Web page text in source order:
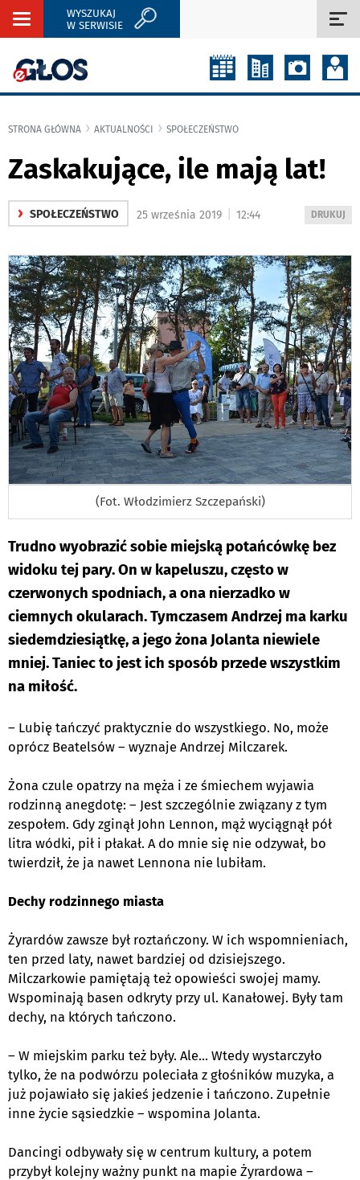
Rozwiń
WYSZUKAJ
W SERWISIE
STRONA GŁÓWNA AKTUALNOŚCI SPOŁECZEŃSTWO
Zaskakujące, ile mają lat!
› SPOŁECZEŃSTWO
WYDRUKUJ
DRUKUJ
25 września 2019 12:44
(Fot. Włodzimierz Szczepański)
Trudno wyobrazić sobie miejską potańcówkę bez
widoku tej pary. On w kapeluszu, często w
czerwonych spodniach, a ona nierzadko w
ciemnych okularach. Tymczasem Andrzej ma karku
siedemdziesiątkę, a jego żona Jolanta niewiele
mniej. Taniec to jest ich sposób przede wszystkim
na miłość.
– Lubię tańczyć praktycznie do wszystkiego. No, może
oprócz Beatelsów – wyznaje Andrzej Milczarek.
Żona czule opatrzy na męża i ze śmiechem wyjawia
rodzinną anegdotę: – Jest szczególnie związany z tym
zespołem. Gdy zginął John Lennon, mąż wyciągnął pół
litra wódki, pił i płakał. A do mnie się nie odzywał, bo
twierdził, że ja nawet Lennona nie lubiłam.
Dechy rodzinnego miasta
Żyrardów zawsze był roztańczony. W ich wspomnieniach,
ten przed laty, nawet bardziej od dzisiejszego.
Milczarkowie pamiętają też opowieści swojej mamy.
Wspominają basen odkryty przy ul. Kanałowej. Były tam
dechy, na których tańczono.
– W miejskim parku też były. Ale... Wtedy wystarczyło
tylko, że na podwórzu poleciała z głośników muzyka, a
już pojawiało się jakieś jedzenie i tańczono. Zupełnie
inne życie sąsiedzkie – wspomina Jolanta.
Dancingi odbywały się w centrum kultury, a potem
przybył kolejny ważny punkt na mapie Żyrardowa –